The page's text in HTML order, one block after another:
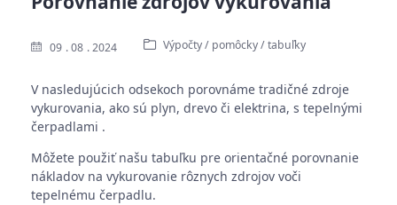
09 08 2024 Výpočty / pomôcky / tabuľky
V nasledujúcich odsekoch porovnáme tradičné zdroje
vykurovania, ako sú plyn, drevo či elektrina, s tepelnými
čerpadlami .
Môžete použiť našu tabuľku pre orientačné porovnanie
nákladov na vykurovanie rôznych zdrojov voči
tepelnému čerpadlu.